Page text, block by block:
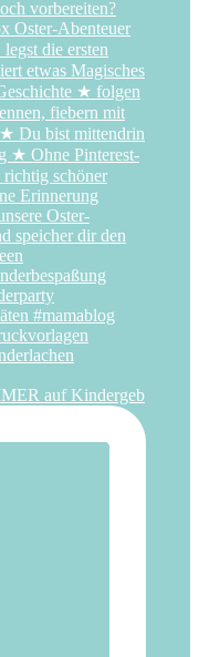
auf Kindergeb